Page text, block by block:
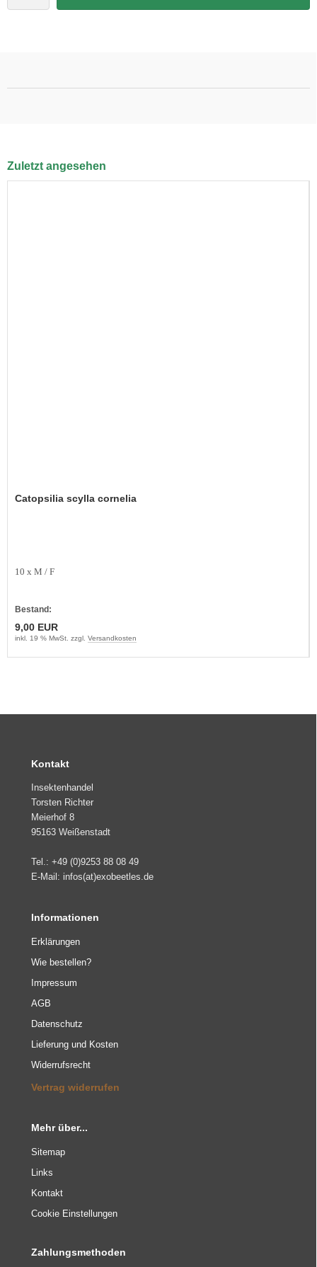
Zuletzt angesehen
Catopsilia scylla cornelia
10 x M / F
Bestand:
9,00 EUR
inkl. 19 % MwSt. zzgl. Versandkosten
Kontakt
Insektenhandel
Torsten Richter
Meierhof 8
95163 Weißenstadt
Tel.: +49 (0)9253 88 08 49
E-Mail: infos(at)exobeetles.de
Informationen
Erklärungen
Wie bestellen?
Impressum
AGB
Datenschutz
Lieferung und Kosten
Widerrufsrecht
Vertrag widerrufen
Mehr über...
Sitemap
Links
Kontakt
Cookie Einstellungen
Zahlungsmethoden